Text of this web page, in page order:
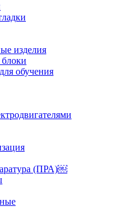
изделия
обучения
(ПРА)￼